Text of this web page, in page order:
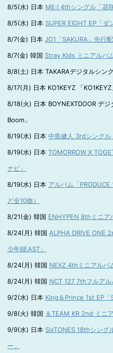
8/5(水) 日本 ME:I 4thシングル「花
8/5(水) 日本 SUPER EIGHT EP「ダ
8/7(金) 日本 JO1「SAKURA」先行
8/7(金) 韓国 Stray Kids ミニアルバ
8/8(土) 日本 TAKARAデジタルシン
8/17(月) 日本 KO1KEYZ 「
8/18(火) 日本 BOYNEXTDOOR デ
Boom」
8/19(水) 日本 中島健人 3rdシング
8/19(水) 日本 TOMORROW X
ナビ」
8/19(水) 日本 アルバム「
ど全10曲）
8/21(金) 韓国 ENHYPEN 8thミニア
8/24(月) 韓国 ALPHA DRIVE ONE
少年BEAST」
8/24(月) 韓国 NEXZ 4thミニアルバ
8/24(月) 韓国 NCT 127 7thフルアル
9/2(水) 日本 King＆Prince 1st EP「
9/8(火) 韓国 ＆TEAM KR 2nd ミニ
9/9(水) 日本 SixTONES 18thシング
ー」